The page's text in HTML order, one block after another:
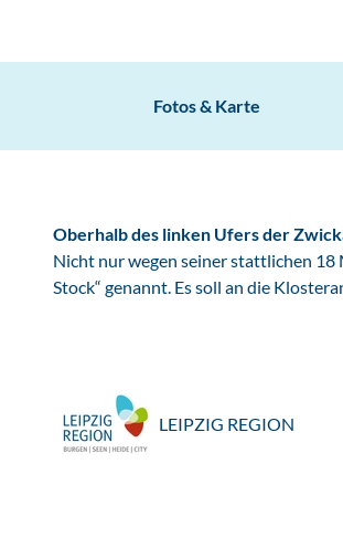
Fotos & Karte
Oberhalb des linken Ufers der
Nicht nur wegen seiner stattlichen 18
Stock“ genannt. Es soll an die
LEIPZIG REGION